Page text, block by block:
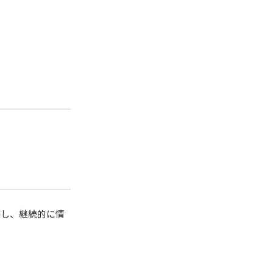
、継続的に情